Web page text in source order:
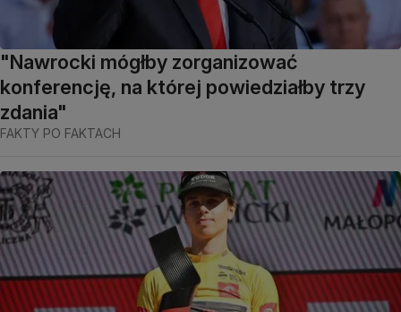
"Nawrocki mógłby zorganizować
konferencję, na której powiedziałby trzy
zdania"
FAKTY PO FAKTACH